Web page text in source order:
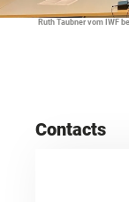
Ruth Taubner vom IWF
Contacts